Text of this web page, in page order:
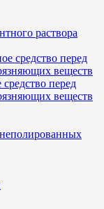
раствора
перед
веществ